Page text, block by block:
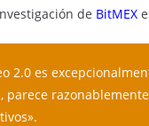
de BitMEX
2.0 es
parece